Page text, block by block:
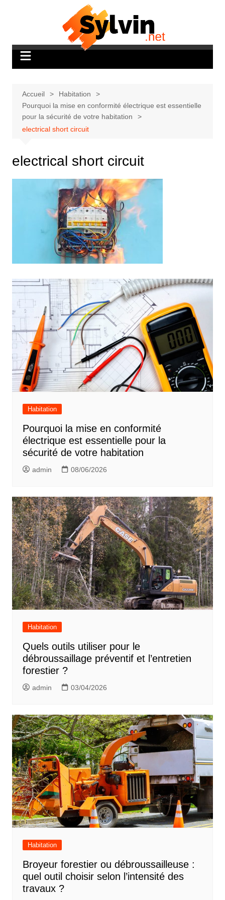
Accueil
Habitation
Pourquoi la mise en conformité électrique est essentielle
pour la sécurité de votre habitation
electrical short circuit
electrical short circuit
Navigation
de
l’article
Habitation
Pourquoi la mise en conformité
électrique est essentielle pour la
sécurité de votre habitation
admin 08/06/2026
Habitation
Quels outils utiliser pour le
débroussaillage préventif et l’entretien
forestier ?
admin 03/04/2026
Habitation
Broyeur forestier ou débroussailleuse :
quel outil choisir selon l’intensité des
travaux ?